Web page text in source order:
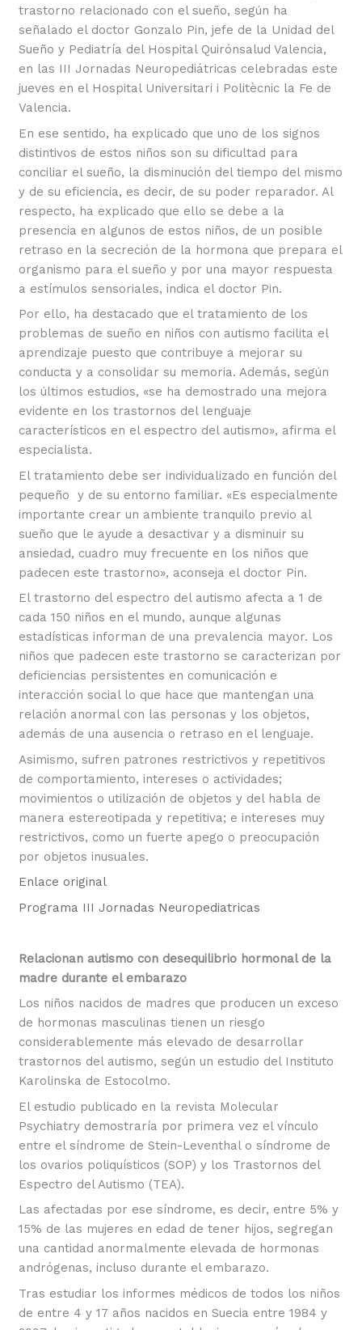
trastorno relacionado con el sueño, según ha
señalado el doctor Gonzalo Pin, jefe de la Unidad del
Sueño y Pediatría del Hospital Quirónsalud Valencia,
en las III Jornadas Neuropediátricas celebradas este
jueves en el Hospital Universitari i Politècnic la Fe de
Valencia.
En ese sentido, ha explicado que uno de los signos
distintivos de estos niños son su dificultad para
conciliar el sueño, la disminución del tiempo del mismo
y de su eficiencia, es decir, de su poder reparador. Al
respecto, ha explicado que ello se debe a la
presencia en algunos de estos niños, de un posible
retraso en la secreción de la hormona que prepara el
organismo para el sueño y por una mayor respuesta
a estímulos sensoriales, indica el doctor Pin.
Por ello, ha destacado que el tratamiento de los
problemas de sueño en niños con autismo facilita el
aprendizaje puesto que contribuye a mejorar su
conducta y a consolidar su memoria. Además, según
los últimos estudios, «se ha demostrado una mejora
evidente en los trastornos del lenguaje
característicos en el espectro del autismo», afirma el
especialista.
El tratamiento debe ser individualizado en función del
pequeño y de su entorno familiar. «Es especialmente
importante crear un ambiente tranquilo previo al
sueño que le ayude a desactivar y a disminuir su
ansiedad, cuadro muy frecuente en los niños que
padecen este trastorno», aconseja el doctor Pin.
El trastorno del espectro del autismo afecta a 1 de
cada 150 niños en el mundo, aunque algunas
estadísticas informan de una prevalencia mayor. Los
niños que padecen este trastorno se caracterizan por
deficiencias persistentes en comunicación e
interacción social lo que hace que mantengan una
relación anormal con las personas y los objetos,
además de una ausencia o retraso en el lenguaje.
Asimismo, sufren patrones restrictivos y repetitivos
de comportamiento, intereses o actividades;
movimientos o utilización de objetos y del habla de
manera estereotipada y repetitiva; e intereses muy
restrictivos, como un fuerte apego o preocupación
por objetos inusuales.
Enlace original
Programa III Jornadas Neuropediatricas
Relacionan autismo con desequilibrio hormonal de la
madre durante el embarazo
Los niños nacidos de madres que producen un exceso
de hormonas masculinas tienen un riesgo
considerablemente más elevado de desarrollar
trastornos del autismo, según un estudio del Instituto
Karolinska de Estocolmo.
El estudio publicado en la revista Molecular
Psychiatry demostraría por primera vez el vínculo
entre el síndrome de Stein-Leventhal o síndrome de
los ovarios poliquísticos (SOP) y los Trastornos del
Espectro del Autismo (TEA).
Las afectadas por ese síndrome, es decir, entre 5% y
15% de las mujeres en edad de tener hijos, segregan
una cantidad anormalmente elevada de hormonas
andrógenas, incluso durante el embarazo.
Tras estudiar los informes médicos de todos los niños
de entre 4 y 17 años nacidos en Suecia entre 1984 y